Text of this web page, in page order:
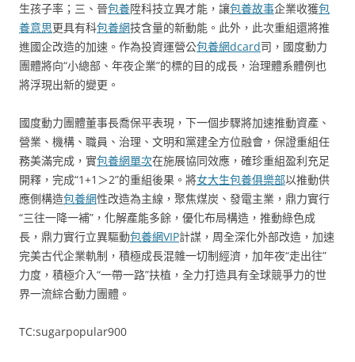
生孩子率；三、晉包養陞科技立異才能，讓包養故事企業收獲包
養意思更具有科包養網技含量的新動能。此外，此次重組還將推
進國企改造的加速。作為投資運營公包養網dcard司，國度動力
團體將向“小總部、年夜企業”的標的目的成長，治理體系體例也
將浮現出新的變更。
國度動力團體董事長喬保平表現，下一個步驟將加速推動資產、
營業、機構、職員、治理、文明和黨建全方位融會，保證重組任
務美滿完成，實包養網單次在施展協同效應，確珍重組盈利充足
開釋，完成“1+1＞2”的重組後果。將女大生包養俱樂部以推動供
應側構造包養網性改造為主線，聚焦煤炭、發電主業，鼎力實行
“三往一降一補”，化解產能多餘，優化布局構造，推動綠色成
長，鼎力實行立異驅動包養網VIP計謀，周全深化外部改造，加速
完美古代企業軌制，積極成長混雜一切制經濟，加年夜“走出往”
力度，積極介入“一帶一路”扶植，全力打造具有全球競爭力的世
界一流綜合動力團體。
TC:sugarpopular900